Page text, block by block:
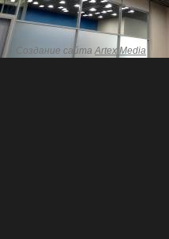
Создание сайтаArtex Media